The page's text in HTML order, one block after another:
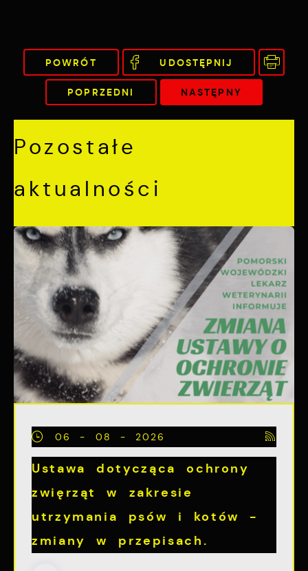
POWRÓT UDOSTĘPNIJ
POPRZEDNI NASTĘPNY
Pozostałe
aktualności
06 - 08 - 2026
Ustawa dotycząca ochrony
zwięrząt w zakresie
utrzymania psów i kotów -
zmiany w przepisach.